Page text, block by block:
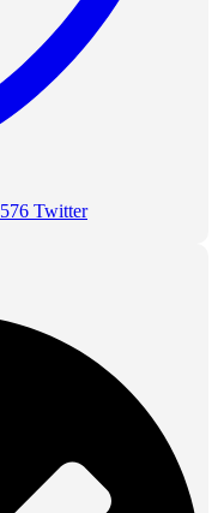
576 Twitter